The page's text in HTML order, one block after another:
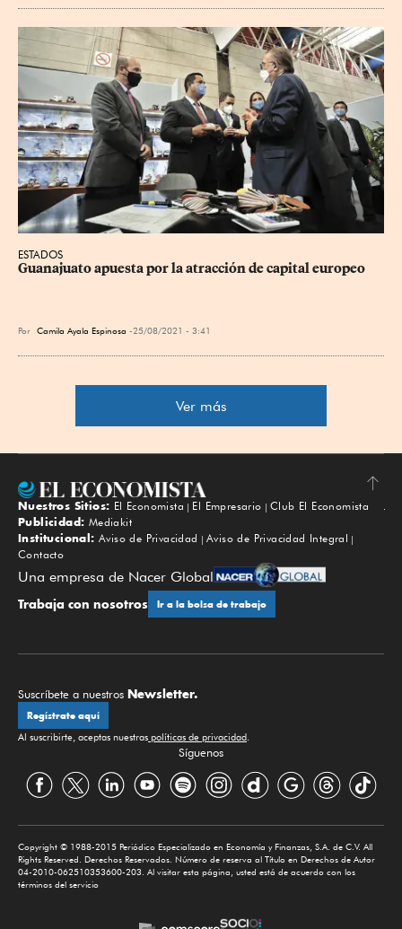
ESTADOS
Guanajuato apuesta por la atracción de capital europeo
Por Camila Ayala Espinosa 25/08/2021 - 3:41
Ver más
Subir
Nuestros Sitios: El Economista El Empresario
Club El Economista
Publicidad: Mediakit
Institucional: Aviso de Privacidad
Aviso de Privacidad Integral
Contacto
Una empresa de Nacer Global
Trabaja con nosotros Ir a la bolsa de trabajo
Suscríbete a nuestros Newsletter.
Regístrate aquí
Al suscribirte, aceptas nuestras políticas de privacidad.
Síguenos
Copyright © 1988-2015 Periódico Especializado en Economía y Finanzas, S.A. de C.V. All
Rights Reserved. Derechos Reservados. Número de reserva al Título en Derechos de Autor
04-2010-062510353600-203. Al visitar esta página, usted está de acuerdo con los
términos del servicio